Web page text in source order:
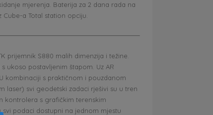
mjerenja. Baterija za 2 dana rada na
a Total station opciju.
prijemnik S880 malih dimenzija i težine.
ukoso postavljenim štapom. Uz AR
kombinaciji s praktičnom i pouzdanom
laser) svi geodetski zadaci rješivi su u tren
kontrolera s grafičkim terenskim
podaci dostupni na jednom mjestu